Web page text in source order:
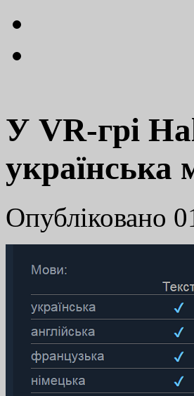
У VR-грі
українська
Опубліковано